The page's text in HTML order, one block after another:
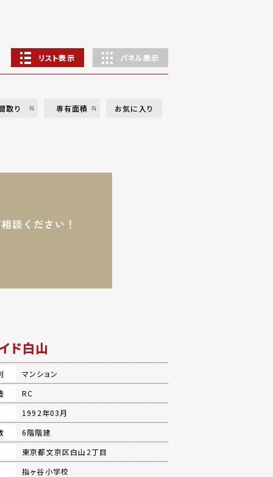
リスト表示 パネル表示
取り 専有面積 お気に入り
ド白山
マンション
RC
1992年03月
6階階建
東京都文京区白山2丁目
指ヶ谷小学校